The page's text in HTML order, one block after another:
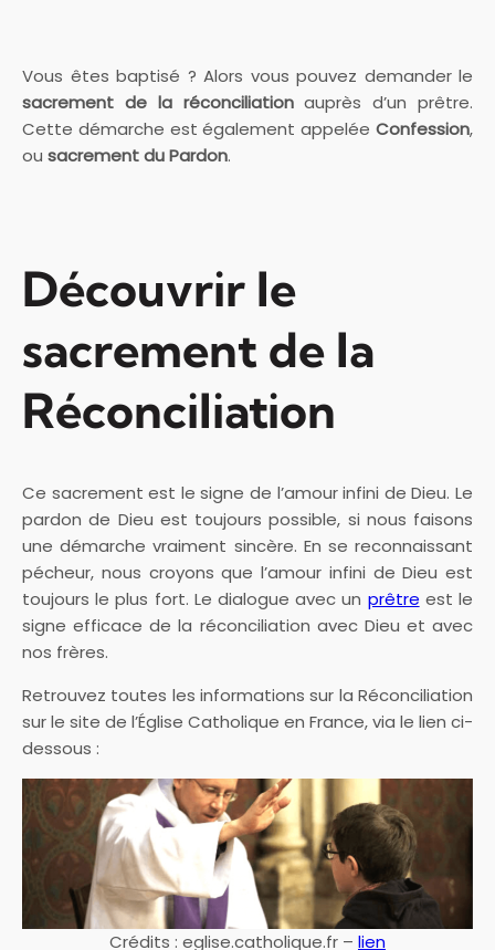
Vous êtes baptisé ? Alors vous pouvez demander le
sacrement de la réconciliationauprès d’un prêtre.
Cette démarche est également appelée Confession,
ou sacrement du Pardon.
Découvrir le
sacrement de la
Réconciliation
Ce sacrement est le signe de l’amour infini de Dieu. Le
pardon de Dieu est toujours possible, si nous faisons
une démarche vraiment sincère. En se reconnaissant
pécheur, nous croyons que l’amour infini de Dieu est
toujours le plus fort. Le dialogue avec un prêtre est le
signe efficace de la réconciliation avec Dieu et avec
nos frères.
Retrouvez toutes les informations sur la Réconciliation
sur le site de l’Église Catholique en France, via le lien ci-
dessous :
Crédits : eglise.catholique.fr – lien